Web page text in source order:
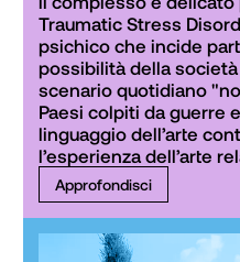
Traumatic Stress
psichico che incide
possibilità della
scenario quotidiano
Paesi colpiti da guerre
linguaggio dell’arte
l’esperienza dell’arte
Approfondisci